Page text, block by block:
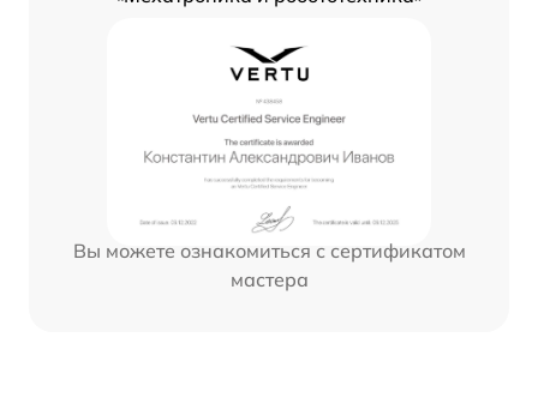
Вы можете ознакомиться с сертификатом
мастера